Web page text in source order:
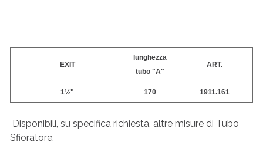
EXIT
lunghezza
tubo "A"
ART.
1½" 170 1911.161
Disponibili, su specifica richiesta, altre misure di Tubo
Sfioratore.